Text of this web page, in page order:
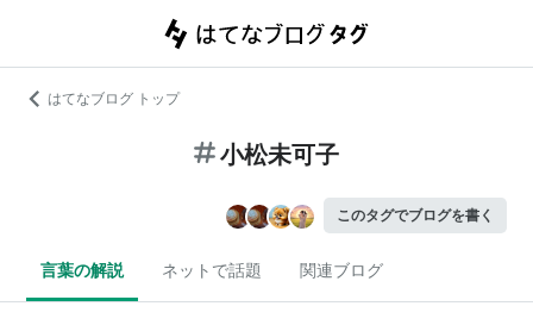
はてなブログ トップ
小松未可子
このタグでブログを書く
言葉の解説 ネットで話題 関連ブログ